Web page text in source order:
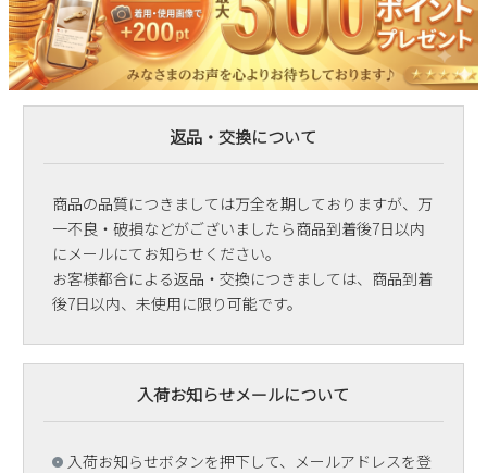
返品・交換について
商品の品質につきましては万全を期しておりますが、万
一不良・破損などがございましたら商品到着後7日以内
にメールにてお知らせください。
お客様都合による返品・交換につきましては、商品到着
後7日以内、未使用に限り可能です。
入荷お知らせメールについて
入荷お知らせボタンを押下して、メールアドレスを登